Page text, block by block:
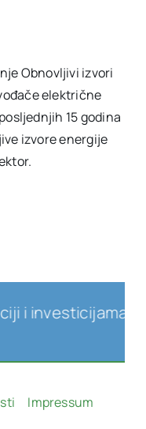
Obnovljivi izvori
električne
15 godina
izvore energije
u
Impressum